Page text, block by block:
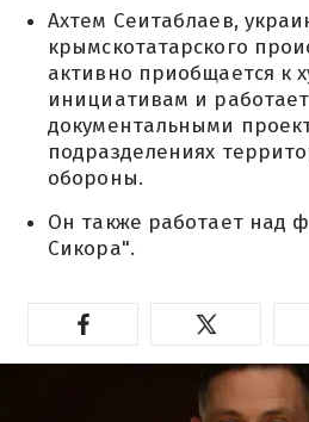
Ахтем Сеитаблаев,
крымскотатарского
активно приобщается к
инициативам и
документальными
подразделениях
обороны.
Он также работает над
Сикора".